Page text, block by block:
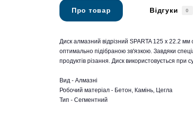
Про товар Відгуки 0
Диск алмазний відрізний SPARTA 125 х 22.2
оптимально підібраною зв'язкою. Завдяки
продуктів різання. Диск використовується при
Вид - Алмазні
Робочий матеріал - Бетон, Камінь, Цегла
Тип - Сегментний